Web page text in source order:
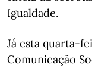
Igualdade.
Já esta quarta-
Comunicação